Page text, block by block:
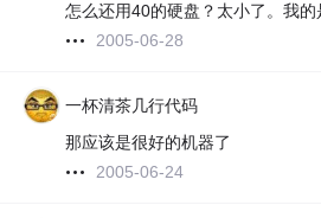
怎么还用40的硬盘？太小了。我的
2005-06-28
一杯清茶几行代码
那应该是很好的机器了
2005-06-24